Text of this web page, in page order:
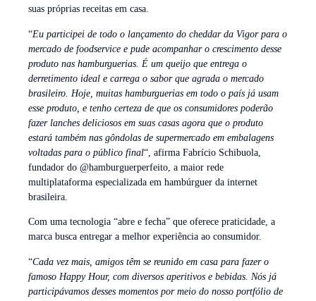
suas próprias receitas em casa.
“Eu participei de todo o lançamento do cheddar da Vigor para o
mercado de foodservice e pude acompanhar o crescimento desse
produto nas hamburguerias. É um queijo que entrega o
derretimento ideal e carrega o sabor que agrada o mercado
brasileiro. Hoje, muitas hamburguerias em todo o país já usam
esse produto, e tenho certeza de que os consumidores poderão
fazer lanches deliciosos em suas casas agora que o produto
estará também nas gôndolas de supermercado em embalagens
voltadas para o público final“, afirma Fabrício Schibuola,
fundador do @hamburguerperfeito, a maior rede
multiplataforma especializada em hambúrguer da internet
brasileira.
Com uma tecnologia “abre e fecha” que oferece praticidade, a
marca busca entregar a melhor experiência ao consumidor.
“Cada vez mais, amigos têm se reunido em casa para fazer o
famoso Happy Hour, com diversos aperitivos e bebidas. Nós já
participávamos desses momentos por meio do nosso portfólio de